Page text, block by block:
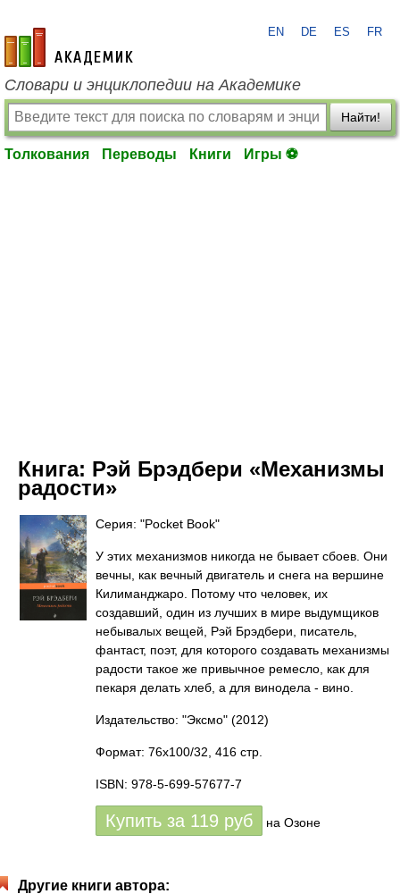
academic.ru
EN DE ES FR
Словари и энциклопедии на Академике
Найти!
Толкования Переводы Книги Игры ⚽
Книга: Рэй Брэдбери «Механизмы
радости»
Серия: "Pocket Book"
У этих механизмов никогда не бывает сбоев. Они
вечны, как вечный двигатель и снега на вершине
Килиманджаро. Потому что человек, их
создавший, один из лучших в мире выдумщиков
небывалых вещей, Рэй Брэдбери, писатель,
фантаст, поэт, для которого создавать механизмы
радости такое же привычное ремесло, как для
пекаря делать хлеб, а для винодела - вино.
Издательство: "Эксмо" (2012)
Формат: 76x100/32, 416 стр.
ISBN: 978-5-699-57677-7
Купить за 119 руб на Озоне
Другие книги автора: